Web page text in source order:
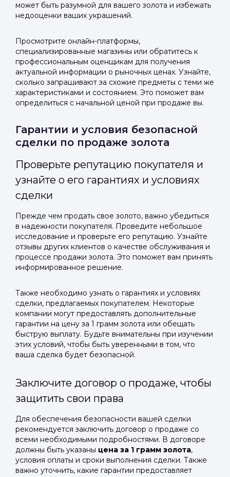
может быть разумной для вашего золота и избежать
недооценки ваших украшений.
Просмотрите онлайн-платформы,
специализированные магазины или обратитесь к
профессиональным оценщикам для получения
актуальной информации о рыночных ценах. Узнайте,
сколько запрашивают за схожие предметы с теми же
характеристиками и состоянием. Это поможет вам
определиться с начальной ценой при продаже вы.
Гарантии и условия безопасной
сделки по продаже золота
Проверьте репутацию покупателя и
узнайте о его гарантиях и условиях
сделки
Прежде чем продать свое золото, важно убедиться
в надежности покупателя. Проведите небольшое
исследование и проверьте его репутацию. Узнайте
отзывы других клиентов о качестве обслуживания и
процессе продажи золота. Это поможет вам принять
информированное решение.
Также необходимо узнать о гарантиях и условиях
сделки, предлагаемых покупателем. Некоторые
компании могут предоставлять дополнительные
гарантии на цену за 1 грамм золота или обещать
быструю выплату. Будьте внимательны при изучении
этих условий, чтобы быть уверенными в том, что
ваша сделка будет безопасной.
Заключите договор о продаже, чтобы
защитить свои права
Для обеспечения безопасности вашей сделки
рекомендуется заключить договор о продаже со
всеми необходимыми подробностями. В договоре
должны быть указаны цена за 1 грамм золота,
условия оплаты и сроки выполнения сделки. Также
важно уточнить, какие гарантии предоставляет